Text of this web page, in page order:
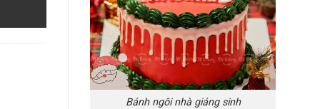
Bánh ngôi nhà giáng sinh